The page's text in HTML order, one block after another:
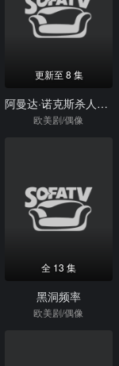
更新至 8 集
阿曼达·诺克斯杀人疑案
欧美剧/偶像
全 13 集
黑洞频率
欧美剧/偶像